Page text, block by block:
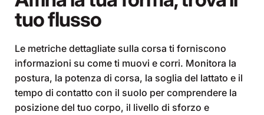
tuo flusso
Le metriche dettagliate sulla corsa ti forniscono
informazioni su come ti muovi e corri. Monitora la
postura, la potenza di corsa, la soglia del lattato e il
tempo di contatto con il suolo per comprendere la
posizione del tuo corpo, il livello di sforzo e